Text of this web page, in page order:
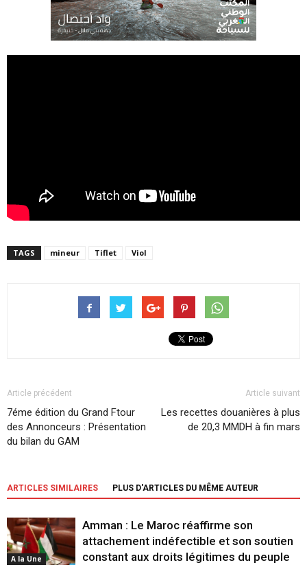
TAGS mineur Tiflet Viol
Article précédent
7éme édition du Grand Ftour
des Annonceurs : Présentation
du bilan du GAM
Article suivant
Les recettes douanières à plus
de 20,3 MMDH à fin mars
ARTICLES SIMILAIRES PLUS D'ARTICLES DU MÊME AUTEUR
A la Une
Amman : Le Maroc réaffirme son
attachement indéfectible et son soutien
constant aux droits légitimes du peuple